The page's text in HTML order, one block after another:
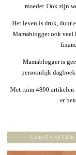
moeder. Ook zijn
Het leven is druk, duur
Mamablogger ook veel
Mamablogger is
persoonlijk
Met ruim 4800 artikelen
er